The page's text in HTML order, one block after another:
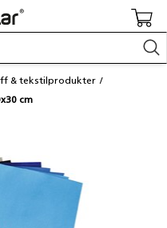
& tekstilprodukter
cm